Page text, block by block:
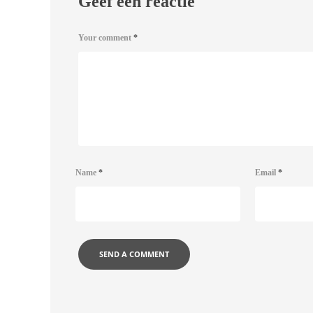
Your comment *
Name * Email *